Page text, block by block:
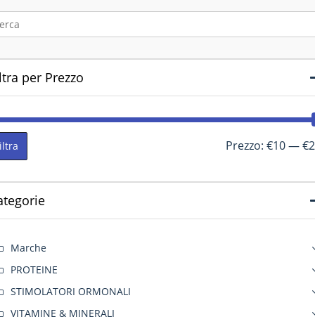
per Prezzo
Prezzo: €10—
Marche
PROTEINE
STIMOLATORI ORMONALI
VITAMINE & MINERALI